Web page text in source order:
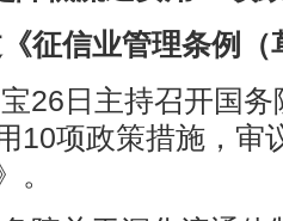
征信业管理条例（
26日主持召开国
10项政策措施，审
。